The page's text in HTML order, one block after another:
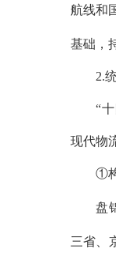
航线和
基础，
2.统
“十四
现代物
①构
盘锦
三省、